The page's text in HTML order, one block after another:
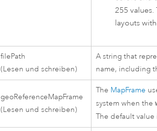
255
layouts
filePath
(Lesen und schreiben)
A string that
name, including
geoReferenceMapFrame
(Lesen und schreiben)
The MapFrame
system when the
The default value